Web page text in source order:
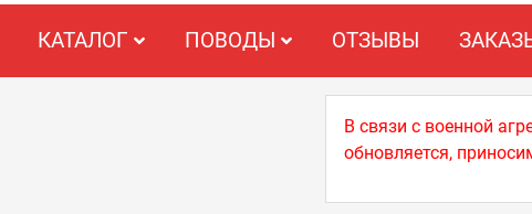
КАТАЛОГ ПОВОДЫ ОТЗЫВЫ
В связи с военной
обновляется,